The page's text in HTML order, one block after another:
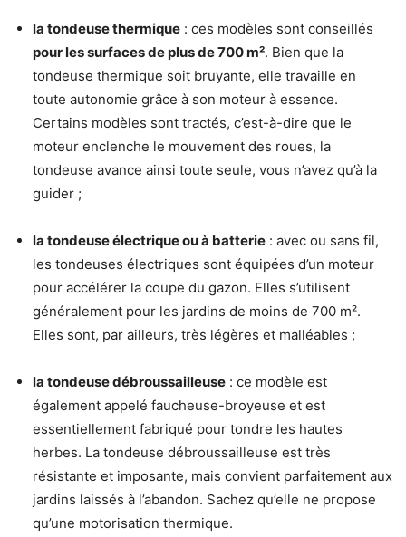
la tondeuse thermique : ces modèles sont conseillés
pour les surfaces de plus de 700 m². Bien que la
tondeuse thermique soit bruyante, elle travaille en
toute autonomie grâce à son moteur à essence.
Certains modèles sont tractés, c’est-à-dire que le
moteur enclenche le mouvement des roues, la
tondeuse avance ainsi toute seule, vous n’avez qu’à la
guider ;
la tondeuse électrique ou à batterie : avec ou sans fil,
les tondeuses électriques sont équipées d’un moteur
pour accélérer la coupe du gazon. Elles s’utilisent
généralement pour les jardins de moins de 700 m².
Elles sont, par ailleurs, très légères et malléables ;
la tondeuse débroussailleuse : ce modèle est
également appelé faucheuse-broyeuse et est
essentiellement fabriqué pour tondre les hautes
herbes. La tondeuse débroussailleuse est très
résistante et imposante, mais convient parfaitement aux
jardins laissés à l’abandon. Sachez qu’elle ne propose
qu’une motorisation thermique.